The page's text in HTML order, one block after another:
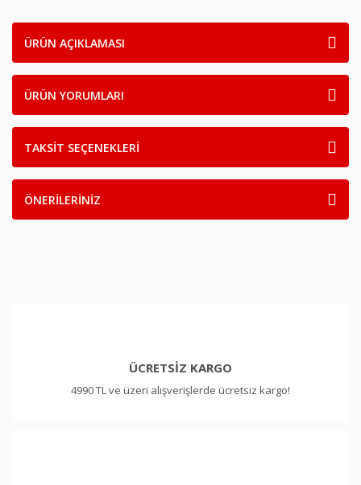
ÜRÜN AÇIKLAMASI
ÜRÜN YORUMLARI
TAKSİT SEÇENEKLERİ
ÖNERİLERİNİZ
ÜCRETSİZ KARGO
4990 TL ve üzeri alışverişlerde ücretsiz kargo!